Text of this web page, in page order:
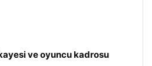
ve oyuncu kadrosu